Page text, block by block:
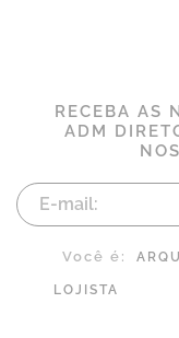
RECEBA AS
ADM
Você é:
LOJISTA